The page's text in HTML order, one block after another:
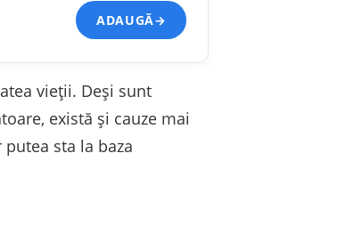
ADAUGĂ→
vieții. Deși sunt
există și cauze mai
sta la baza